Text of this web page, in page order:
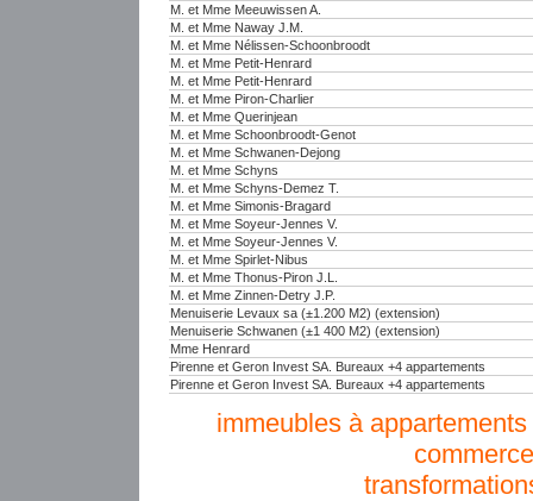
M. et Mme Meeuwissen A.
M. et Mme Naway J.M.
M. et Mme Nélissen-Schoonbroodt
M. et Mme Petit-Henrard
M. et Mme Petit-Henrard
M. et Mme Piron-Charlier
M. et Mme Querinjean
M. et Mme Schoonbroodt-Genot
M. et Mme Schwanen-Dejong
M. et Mme Schyns
M. et Mme Schyns-Demez T.
M. et Mme Simonis-Bragard
M. et Mme Soyeur-Jennes V.
M. et Mme Soyeur-Jennes V.
M. et Mme Spirlet-Nibus
M. et Mme Thonus-Piron J.L.
M. et Mme Zinnen-Detry J.P.
Menuiserie Levaux sa (±1.200 M2) (extension)
Menuiserie Schwanen (±1 400 M2) (extension)
Mme Henrard
Pirenne et Geron Invest SA. Bureaux +4 appartements
Pirenne et Geron Invest SA. Bureaux +4 appartements
immeubles à